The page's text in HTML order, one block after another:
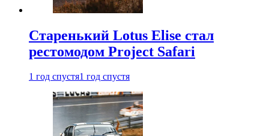
Старенький Lotus Elise стал
рестомодом Project Safari
1 год спустя1 год спустя